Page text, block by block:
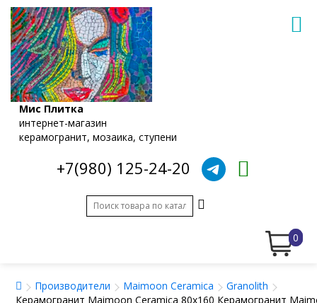
Мис Плитка
интернет-магазин
керамогранит, мозаика, ступени
+7(980) 125-24-20
0
Производители Maimoon Ceramica
Granolith
Керамогранит Maimoon Ceramica 80x160 Керамогранит